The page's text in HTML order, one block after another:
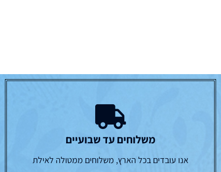
משלוחים עד שבועיים
אנו עובדים בכל הארץ, משלוחים ממטולה לאילת